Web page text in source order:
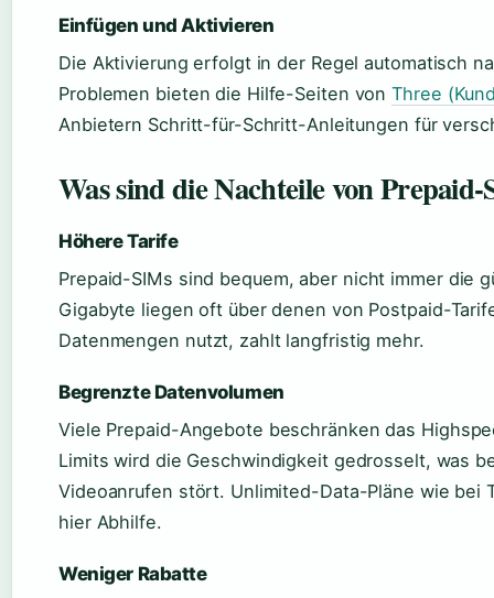
Einfügen und Aktivieren
Die Aktivierung erfolgt in der Regel automatisch
Problemen bieten die Hilfe-Seiten vonThree
Anbietern Schritt-für-Schritt-Anleitungen für
Was sind die Nachteile von
Höhere Tarife
Prepaid-SIMs sind bequem, aber nicht immer die
Gigabyte liegen oft über denen von Postpaid-
Datenmengen nutzt, zahlt langfristig mehr.
Begrenzte Datenvolumen
Viele Prepaid-Angebote beschränken das
Limits wird die Geschwindigkeit gedrosselt, was
Videoanrufen stört. Unlimited-Data-Pläne wie bei
hier Abhilfe.
Weniger Rabatte